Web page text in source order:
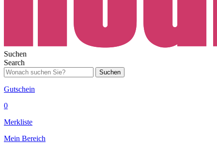
Suchen
Search
Suchen
Gutschein
0
Merkliste
Mein Bereich